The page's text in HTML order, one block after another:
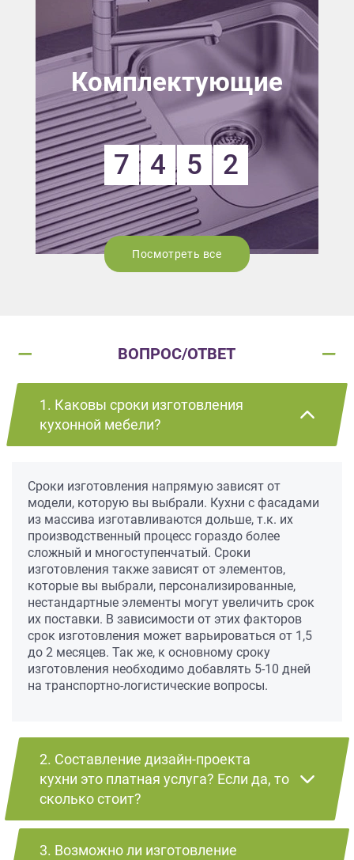
Комплектующие
7 4 5 2
Посмотреть все
ВОПРОС/ОТВЕТ
1. Каковы сроки изготовления
кухонной мебели?
Сроки изготовления напрямую зависят от
модели, которую вы выбрали. Кухни с фасадами
из массива изготавливаются дольше, т.к. их
производственный процесс гораздо более
сложный и многоступенчатый. Сроки
изготовления также зависят от элементов,
которые вы выбрали, персонализированные,
нестандартные элементы могут увеличить срок
их поставки. В зависимости от этих факторов
срок изготовления может варьироваться от 1,5
до 2 месяцев. Так же, к основному сроку
изготовления необходимо добавлять 5-10 дней
на транспортно-логистические вопросы.
2. Составление дизайн-проекта
кухни это платная услуга? Если да, то
сколько стоит?
3. Возможно ли изготовление